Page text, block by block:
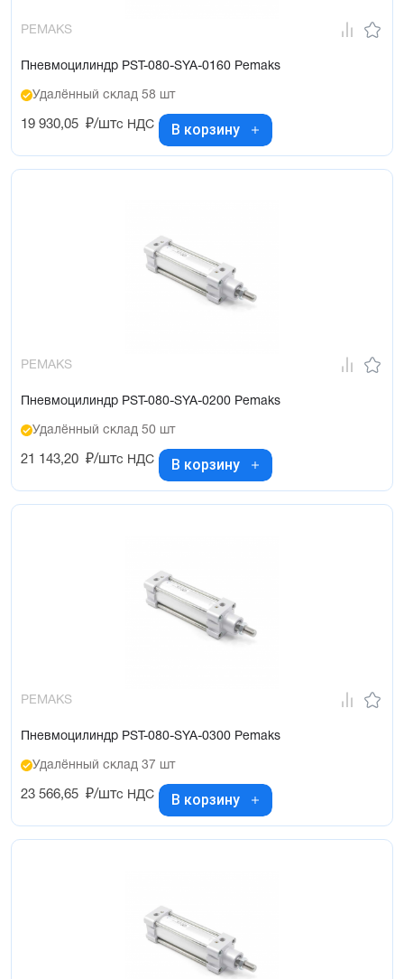
PEMAKS
Пневмоцилиндр PST-080-SYA-0160 Pemaks
Удалённый склад 58 шт
19 930,05 ₽/штс НДС В корзину
PEMAKS
Пневмоцилиндр PST-080-SYA-0200 Pemaks
Удалённый склад 50 шт
21 143,20 ₽/штс НДС В корзину
PEMAKS
Пневмоцилиндр PST-080-SYA-0300 Pemaks
Удалённый склад 37 шт
23 566,65 ₽/штс НДС В корзину